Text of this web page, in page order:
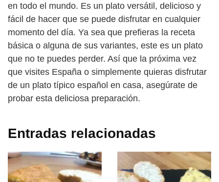
en todo el mundo. Es un plato versátil, delicioso y
fácil de hacer que se puede disfrutar en cualquier
momento del día. Ya sea que prefieras la receta
básica o alguna de sus variantes, este es un plato
que no te puedes perder. Así que la próxima vez
que visites España o simplemente quieras disfrutar
de un plato típico español en casa, asegúrate de
probar esta deliciosa preparación.
Entradas relacionadas